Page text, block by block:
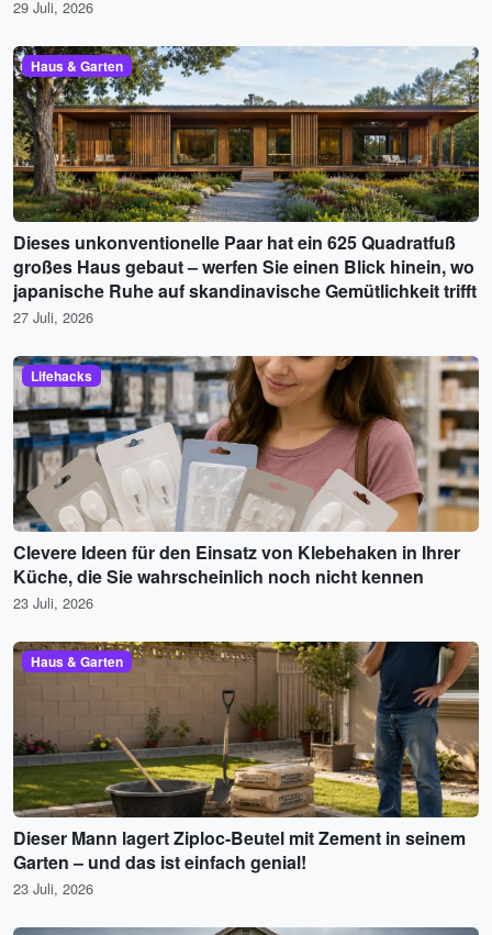
29 Juli, 2026
Haus & Garten
Dieses unkonventionelle Paar hat ein 625 Quadratfuß
großes Haus gebaut – werfen Sie einen Blick hinein, wo
japanische Ruhe auf skandinavische Gemütlichkeit trifft
27 Juli, 2026
Lifehacks
Clevere Ideen für den Einsatz von Klebehaken in Ihrer
Küche, die Sie wahrscheinlich noch nicht kennen
23 Juli, 2026
Haus & Garten
Dieser Mann lagert Ziploc-Beutel mit Zement in seinem
Garten – und das ist einfach genial!
23 Juli, 2026